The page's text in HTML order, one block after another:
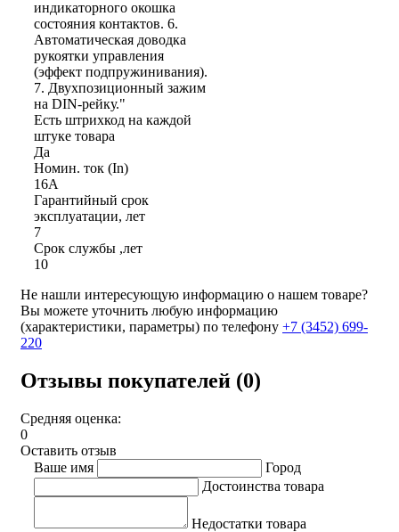
индикаторного окошка
состояния контактов. 6.
Автоматическая доводка
рукоятки управления
(эффект подпружинивания).
7. Двухпозиционный зажим
на DIN-рейку."
Есть штрихкод на каждой
штуке товара
Да
Номин. ток (In)
16А
Гарантийный срок
эксплуатации, лет
7
Срок службы ,лет
10
Не нашли интересующую информацию о нашем товаре?
Вы можете уточнить любую информацию
(характеристики, параметры) по телефону +7 (3452) 699-
220
Отзывы покупателей (0)
Средняя оценка:
0
Оставить отзыв
Ваше имя
Город
Достоинства товара
Недостатки товара